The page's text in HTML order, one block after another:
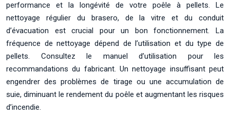
performance et la longévité de votre poêle à pellets. Le
nettoyage régulier du brasero, de la vitre et du conduit
d’évacuation est crucial pour un bon fonctionnement. La
fréquence de nettoyage dépend de l’utilisation et du type de
pellets. Consultez le manuel d’utilisation pour les
recommandations du fabricant. Un nettoyage insuffisant peut
engendrer des problèmes de tirage ou une accumulation de
suie, diminuant le rendement du poêle et augmentant les risques
d’incendie.